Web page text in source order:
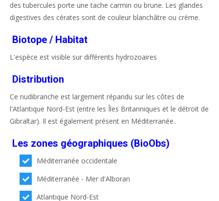
des tubercules porte une tache carmin ou brune. Les glandes
digestives des cérates sont de couleur blanchâtre ou crème.
Biotope / Habitat
L'espèce est visible sur différents hydrozoaires
Distribution
Ce nudibranche est largement répandu sur les côtes de
l'Atlantique Nord-Est (entre les Îles Britanniques et le détroit de
Gibraltar). Il est également présent en Méditerranée.
Les zones géographiques (BioObs)
Méditerranée occidentale
Méditerranée - Mer d'Alboran
Atlantique Nord-Est